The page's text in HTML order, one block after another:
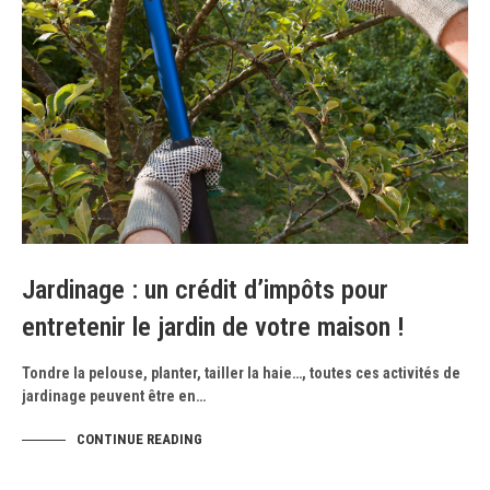
Jardinage : un crédit d’impôts pour
entretenir le jardin de votre maison !
Tondre la pelouse, planter, tailler la haie…, toutes ces activités de
jardinage peuvent être en…
CONTINUE READING